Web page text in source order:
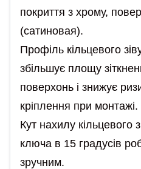
покриття з хрому,
(сатиновая).
Профіль кільцевого
збільшує площу
поверхонь і знижує
кріплення при монтажі.
Кут нахилу кільцевого
ключа в 15 градусів
зручним.